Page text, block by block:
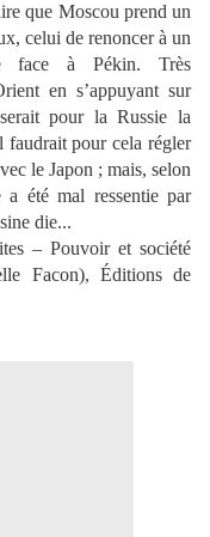
que Moscou prend un
celui de renoncer à un
face à Pékin. Très
en s’appuyant sur
rait pour la Russie la
faudrait pour cela régler
le Japon ; mais, selon
a été mal ressentie par
sine die...
– Pouvoir et société
Facon), Éditions de